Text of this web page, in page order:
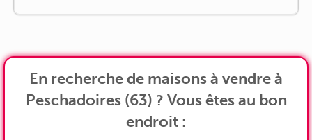
En recherche de maisons à vendre à
Peschadoires (63) ? Vous êtes au bon
endroit :